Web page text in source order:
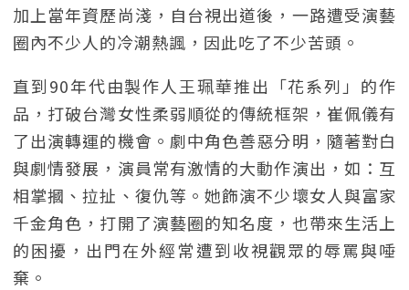
加上當年資歷尚淺，自台視出道後，一路遭受演藝
圈內不少人的冷潮熱諷，因此吃了不少苦頭。
直到90年代由製作人王珮華推出「花系列」的作
品，打破台灣女性柔弱順從的傳統框架，崔佩儀有
了出演轉運的機會。劇中角色善惡分明，隨著對白
與劇情發展，演員常有激情的大動作演出，如：互
相掌摑、拉扯、復仇等。她飾演不少壞女人與富家
千金角色，打開了演藝圈的知名度，也帶來生活上
的困擾，出門在外經常遭到收視觀眾的辱罵與唾
棄。